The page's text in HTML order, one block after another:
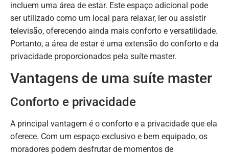
incluem uma área de estar. Este espaço adicional pode
ser utilizado como um local para relaxar, ler ou assistir
televisão, oferecendo ainda mais conforto e versatilidade.
Portanto, a área de estar é uma extensão do conforto e da
privacidade proporcionados pela suíte master.
Vantagens de uma suíte master
Conforto e privacidade
A principal vantagem é o conforto e a privacidade que ela
oferece. Com um espaço exclusivo e bem equipado, os
moradores podem desfrutar de momentos de